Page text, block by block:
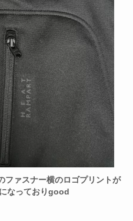
ファスナー横のロゴプリントが
なっておりgood